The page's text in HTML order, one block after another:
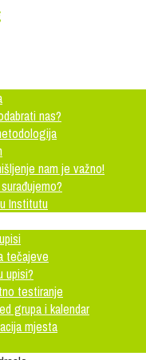
nas?
nam je važno!
Institutu
tečajeve
upisi?
testiranje
grupa i kalendar
mjesta